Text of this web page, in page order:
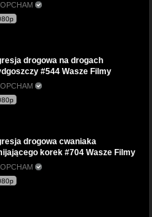
drogowa na drogach
#544 Wasze Filmy
drogowa cwaniaka
korek #704 Wasze Filmy